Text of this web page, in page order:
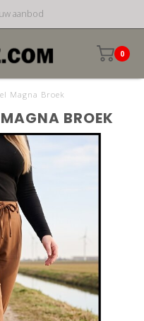
aanbod
0
Magna Broek
BROEK